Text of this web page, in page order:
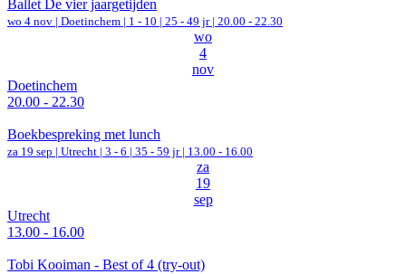
Ballet De vier jaargetijden
wo 4 nov | Doetinchem | 1 - 10 | 25 - 49 jr | 20.00 - 22.30
wo
4
nov
Doetinchem
20.00 - 22.30
Boekbespreking met lunch
za 19 sep | Utrecht | 3 - 6 | 35 - 59 jr | 13.00 - 16.00
za
19
sep
Utrecht
13.00 - 16.00
Tobi Kooiman - Best of 4 (try-out)